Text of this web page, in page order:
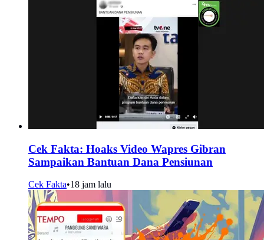
Cek Fakta: Hoaks Video Wapres Gibran
Sampaikan Bantuan Dana Pensiunan
Cek Fakta•18 jam lalu